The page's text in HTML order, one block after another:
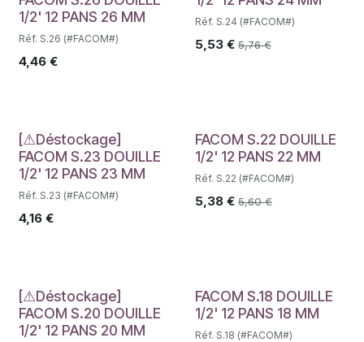
1/2' 12 PANS 26 MM
Réf. S.26 (#FACOM#)
4,46 €
Réf. S.24 (#FACOM#)
5,53€ 5,76€
Déstockage
[⚠Déstockage]
FACOM S.23 DOUILLE
1/2' 12 PANS 23 MM
Réf. S.23 (#FACOM#)
4,16 €
FACOM S.22 DOUILLE
1/2' 12 PANS 22 MM
Réf. S.22 (#FACOM#)
5,38€ 5,60€
Déstockage
[⚠Déstockage]
FACOM S.20 DOUILLE
1/2' 12 PANS 20 MM
FACOM S.18 DOUILLE
1/2' 12 PANS 18 MM
Réf. S.18 (#FACOM#)